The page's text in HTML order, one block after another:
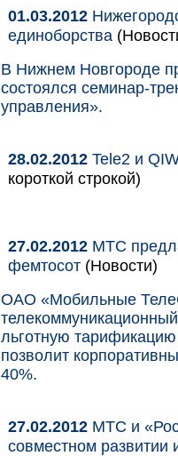
01.03.2012
единоборства
В Нижнем Новгороде
состоялся семинар-
управления».
28.02.2012 Tele2 и
короткой строкой)
27.02.2012 МТС
фемтосот (Новости)
ОАО «Мобильные
льготную
позволит
40%.
27.02.2012 МТС и
совместном развитии